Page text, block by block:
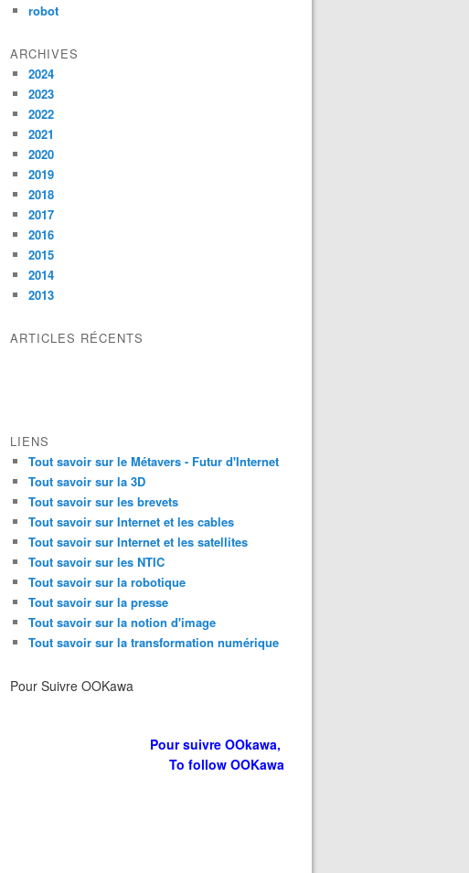
robot
ARCHIVES
2024
2023
2022
2021
2020
2019
2018
2017
2016
2015
2014
2013
ARTICLES RÉCENTS
LIENS
Tout savoir sur le Métavers - Futur d'Internet
Tout savoir sur la 3D
Tout savoir sur les brevets
Tout savoir sur Internet et les cables
Tout savoir sur Internet et les satellites
Tout savoir sur les NTIC
Tout savoir sur la robotique
Tout savoir sur la presse
Tout savoir sur la notion d'image
Tout savoir sur la transformation numérique
Pour Suivre OOKawa
Pour suivre OOkawa,
To follow OOKawa